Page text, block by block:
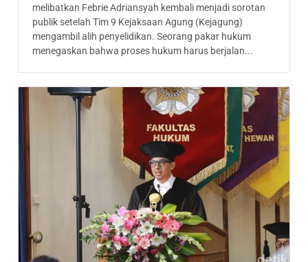
melibatkan Febrie Adriansyah kembali menjadi sorotan
publik setelah Tim 9 Kejaksaan Agung (Kejagung)
mengambil alih penyelidikan. Seorang pakar hukum
menegaskan bahwa proses hukum harus berjalan...